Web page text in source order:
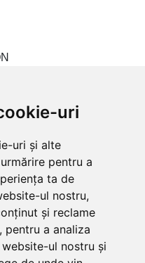
uri
uri și alte
pentru a
ta de
ul nostru,
și reclame
pentru a analiza
ul nostru și
Timișoara • Iași •
prin